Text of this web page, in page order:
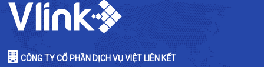
CÔNG TY CỔ PHẦN DỊCH VỤ VIỆT LIÊN KẾT